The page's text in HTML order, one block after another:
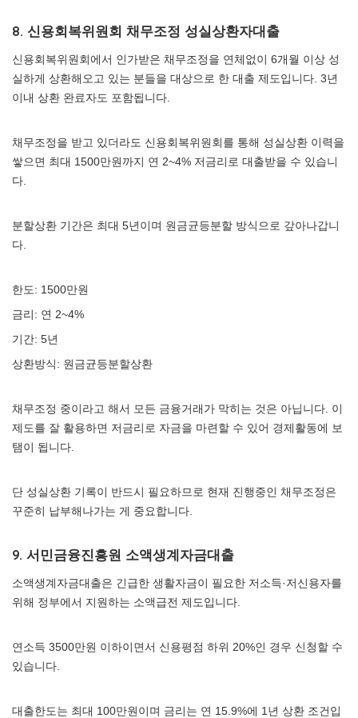
8. 신용회복위원회 채무조정 성실상환자대출
신용회복위원회에서 인가받은 채무조정을 연체없이 6개월 이상 성
실하게 상환해오고 있는 분들을 대상으로 한 대출 제도입니다. 3년
이내 상환 완료자도 포함됩니다.
채무조정을 받고 있더라도 신용회복위원회를 통해 성실상환 이력을
쌓으면 최대 1500만원까지 연 2~4% 저금리로 대출받을 수 있습니
다.
분할상환 기간은 최대 5년이며 원금균등분할 방식으로 갚아나갑니
다.
한도: 1500만원
금리: 연 2~4%
기간: 5년
상환방식: 원금균등분할상환
채무조정 중이라고 해서 모든 금융거래가 막히는 것은 아닙니다. 이
제도를 잘 활용하면 저금리로 자금을 마련할 수 있어 경제활동에 보
탬이 됩니다.
단 성실상환 기록이 반드시 필요하므로 현재 진행중인 채무조정은
꾸준히 납부해나가는 게 중요합니다.
9. 서민금융진흥원 소액생계자금대출
소액생계자금대출은 긴급한 생활자금이 필요한 저소득·저신용자를
위해 정부에서 지원하는 소액급전 제도입니다.
연소득 3500만원 이하이면서 신용평점 하위 20%인 경우 신청할 수
있습니다.
대출한도는 최대 100만원이며 금리는 연 15.9%에 1년 상환 조건입